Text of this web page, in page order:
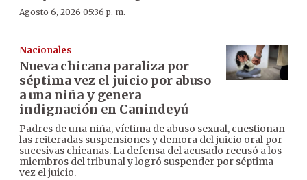
Agosto 6, 2026 05:36 p. m.
Nacionales
Nueva chicana paraliza por
séptima vez el juicio por abuso
a una niña y genera
indignación en Canindeyú
Padres de una niña, víctima de abuso sexual, cuestionan
las reiteradas suspensiones y demora del juicio oral por
sucesivas chicanas. La defensa del acusado recusó a los
miembros del tribunal y logró suspender por séptima
vez el juicio.